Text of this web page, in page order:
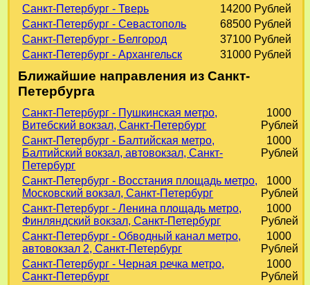
Санкт-Петербург - Тверь
14200 Рублей
Санкт-Петербург - Севастополь
68500 Рублей
Санкт-Петербург - Белгород
37100 Рублей
Санкт-Петербург - Архангельск
31000 Рублей
Ближайшие направления из Санкт-
Петербурга
Санкт-Петербург - Пушкинская метро,
Витебский вокзал, Санкт-Петербург
1000
Рублей
Санкт-Петербург - Балтийская метро,
Балтийский вокзал, автовокзал, Санкт-
Петербург
1000
Рублей
Санкт-Петербург - Восстания площадь метро,
Московский вокзал, Санкт-Петербург
1000
Рублей
Санкт-Петербург - Ленина площадь метро,
Финляндский вокзал, Санкт-Петербург
1000
Рублей
Санкт-Петербург - Обводный канал метро,
автовокзал 2, Санкт-Петербург
1000
Рублей
Санкт-Петербург - Черная речка метро,
Санкт-Петербург
1000
Рублей